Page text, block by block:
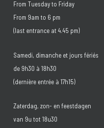
From Tuesday to Friday
From 9am to 6 pm
(last entrance at 4.45 pm)
Samedi, dimanche et jours fériés
de 9h30 à 18h30
(dernière entrée à 17h15)
Zaterdag, zon- en feestdagen
van 9u tot 18u30